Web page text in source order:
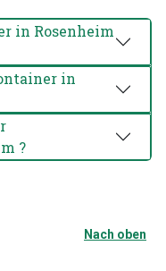
in
Baumischabfall in Rosenheim ?
Nach oben